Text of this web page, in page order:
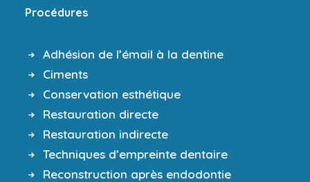
Procédures
Adhésion de l’émail à la dentine
Ciments
Conservation esthétique
Restauration directe
Restauration indirecte
Techniques d’empreinte dentaire
Reconstruction après endodontie